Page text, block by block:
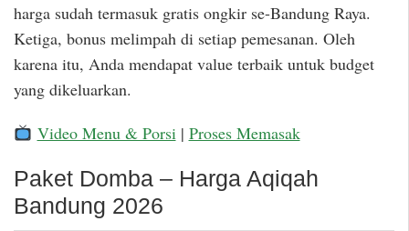
harga sudah termasuk gratis ongkir se-Bandung Raya.
Ketiga, bonus melimpah di setiap pemesanan. Oleh
karena itu, Anda mendapat value terbaik untuk budget
yang dikeluarkan.
Video Menu & Porsi| Proses Memasak
Paket Domba – Harga Aqiqah
Bandung 2026